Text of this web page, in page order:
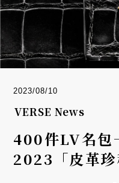
2023/08/10
VERSE News
400件LV名包
2023「皮革